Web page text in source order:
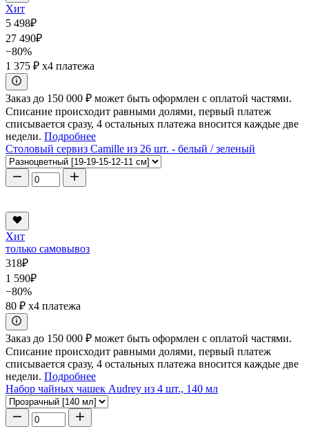
Хит
5 498₽
27 490₽
−80%
1 375 ₽ x4 платежа
Заказ до 150 000 ₽ может быть оформлен с оплатой частями.
Списание происходит равными долями, первый платеж
списывается сразу, 4 остальных платежа вносится каждые две
недели. Подробнее
Столовый сервиз Camille из 26 шт. - белый / зеленый
Хит
только самовывоз
318₽
1 590₽
−80%
80 ₽ x4 платежа
Заказ до 150 000 ₽ может быть оформлен с оплатой частями.
Списание происходит равными долями, первый платеж
списывается сразу, 4 остальных платежа вносится каждые две
недели. Подробнее
Набор чайных чашек Audrey из 4 шт., 140 мл